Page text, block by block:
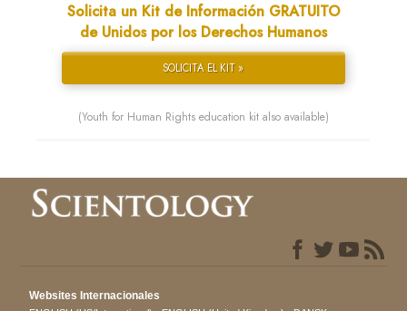
Solicita un Kit de Información GRATUITO
de Unidos por los Derechos Humanos
SOLICITA EL KIT »
(Youth for Human Rights education kit also available)
Websites Internacionales